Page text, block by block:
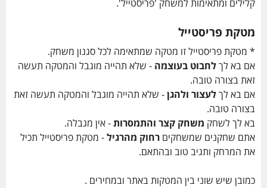
קלילים ומתאימות למשחק 'פריסטייל'.
מטקת פריסטייל
* מטקת פריסטייל זו מטקה שמתאימה לכל סגנון משחק.
אם בא לך לחבוט בעוצמה - שלא תהייה מוגבל והמטקה תעשה
זאת בצורה טובה.
אם בא לך לעצור ולהגן - שלא תהייה מוגבל והמטקה תעשה זאת
בצורה טובה.
בא לך לשחק משחק קצר והתמסרות - אין מגבלה.
אתם שחקנים שמשחקים רחוק מהרגיל - מטקת פריסטייל תכיל
את המרחק ותגיב טוב ובהתאם.
כמובן שיש שוני בין המטקות באתר ובמחירים .